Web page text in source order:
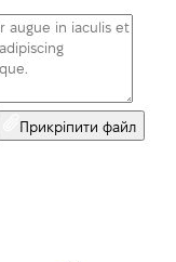
Прикріпити файл